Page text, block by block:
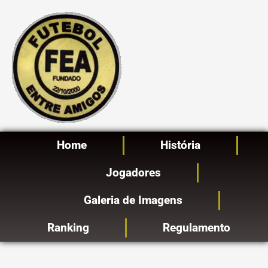
conteúdo
Home
História
Jogadores
Galeria de Imagens
Ranking
Regulamento